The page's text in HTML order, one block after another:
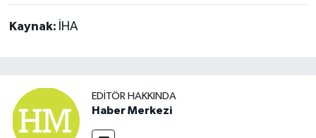
Kaynak: İHA
EDITÖR HAKKINDA
Haber Merkezi